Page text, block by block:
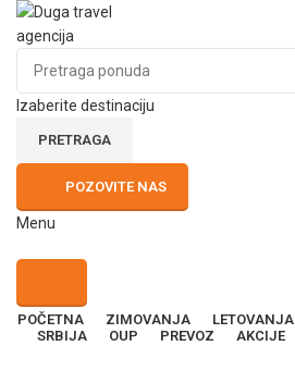
Izaberite destinaciju
PRETRAGA
POZOVITE NAS
Menu
POČETNA ZIMOVANJA LETOVANJA
SRBIJA
OUP PREVOZ AKCIJE